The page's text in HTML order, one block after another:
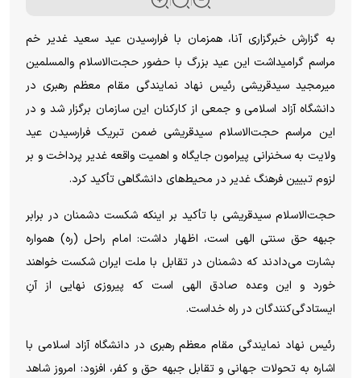
به گزارش خبرگزاری آنا، همزمان با فرارسیدن عید سعید غدیر خم
مراسم گرامیداشت این عید بزرگ با حضور حجت‌الاسلام والمسلمین
میرمجید سیدقریشی رئیس نهاد نمایندگی مقام معظم رهبری در
دانشگاه آزاد اسلامی و جمعی از کارکنان این سازمان برگزار شد و در
این مراسم حجت‌الاسلام سیدقریشی ضمن تبریک فرارسیدن عید
ولایت به سخنرانی پیرامون جایگاه و اهمیت واقعه غدیر پرداخت و بر
لزوم تبیین فرهنگ غدیر در محیط‌های دانشگاهی تأکید کرد.
حجت‌الاسلام سیدقریشی با تأکید بر اینکه شکست دشمنان در برابر
جبهه حق سنتی الهی است، اظهار داشت: امام راحل (ره) همواره
بشارت می‌دادند که دشمنان در تقابل با ملت ایران شکست خواهند
خورد و این وعده صادق الهی است که پیروزی نهایی از آنِ
ایستادگی‌کنندگان در راه خداست.
رئیس نهاد نمایندگی مقام معظم رهبری در دانشگاه آزاد اسلامی با
اشاره به تحولات جهانی و تقابل جبهه حق و کفر، افزود: امروز شاهد